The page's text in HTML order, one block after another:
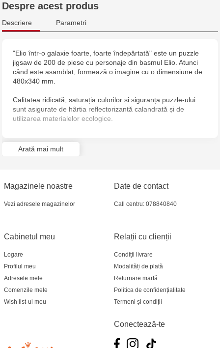
Multistore Centru - bd. Cantemir, 6
Jucarenia Buiucani Alfa
Jucărenia Cahul - str. Ștefan cel Mare, 29А
Multistore Soroca - bd. Ștefan cel Mare, 110
Jucărenia Bălți- EviMall, et2
Despre acest produs
Descriere Parametri
"Elio într-o galaxie foarte, foarte îndepărtată" este un puzzle
jigsaw de 200 de piese cu personaje din basmul Elio. Atunci
când este asamblat, formează o imagine cu o dimensiune de
480x340 mm.
Calitatea ridicată, saturația culorilor și siguranța puzzle-ului
sunt asigurate de hârtia reflectorizantă calandrată și de
utilizarea materialelor ecologice.
Arată mai mult
Magazinele noastre
Vezi adresele magazinelor
Relații cu clienții
Condiții livrare
Modalități de plată
Returnare marfă
Politica de confidențialitate
Termeni și condiții
Cabinetul meu
Logare
Profilul meu
Adresele mele
Comenzile mele
Wish list-ul meu
Date de contact
Call centru: 078840840
Conectează-te